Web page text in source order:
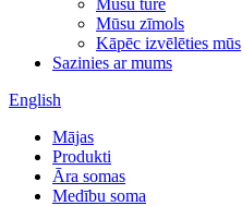
Mūsu tūre
Mūsu zīmols
Kāpēc izvēlēties mūs
Sazinies ar mums
English
Mājas
Produkti
Āra somas
Medību soma